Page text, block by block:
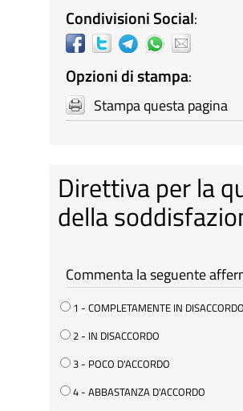
Condivisioni Social:
Opzioni di stampa:
Stampa questa pagina
Direttiva per la
della
Commenta la seguente
1 - COMPLETAMENTE IN DISACCORDO
2 - IN DISACCORDO
3 - POCO D'ACCORDO
4 - ABBASTANZA D'ACCORDO